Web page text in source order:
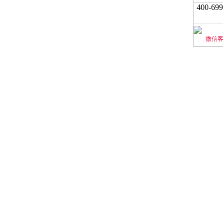
400-
微信